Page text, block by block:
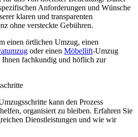
Anforderungen und Wünsche
klaren und transparenten
ohne versteckte Gebühren.
einen örtlichen Umzug, einen
oder einen Möbellift-Umzug
Ihnen fachkundig und höflich zur
kann den Prozess
organisiert zu bleiben. Erfahren Sie
Dienstleistungen und wie wir